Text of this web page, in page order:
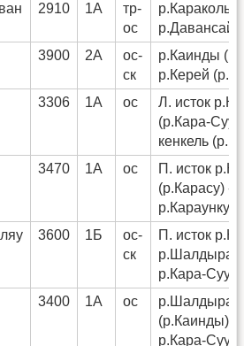
2910 1А
тр-
ос
р.Караколь
р.Давансай
3900 2А
ос-
ск
р.Каинды
р.Керей
3306 1А ос
Л. исток
(р.Кара-Суу)
кенкель
3470 1А ос
П. исток
(р.Карасу) -
р.Караункур
3600 1Б
ос-
ск
П. исток
р.Шалдырак
р.Кара-Суу)
3400 1А ос
р.Шалдырак
(р.Каинды)
р.Кара-Суу)